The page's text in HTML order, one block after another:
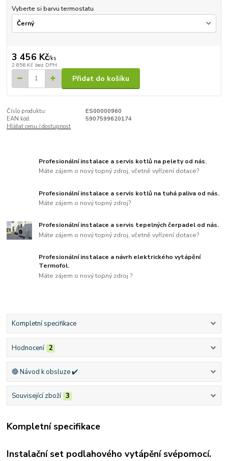
Vyberte si barvu termostatu
3 456 Kč/ks
2 856 Kč bez DPH
Přidat do košíku
Číslo produktu:
ES00000960
EAN kód:
5907599620174
Hlídat cenu / dostupnost
Profesionální instalace a servis kotlů na pelety od nás.
Máte zájem o nový topný zdroj, včetně vyřízení dotace?
Profesionální instalace a servis kotlů na tuhá paliva od nás.
Máte zájem o nový topný zdroj?
Profesionální instalace a servis tepelných čerpadel od nás.
Máte zájem o nový topný zdroj, včetně vyřízení dotace?
Profesionální instalace a návrh elektrického vytápění
Termofol.
Máte zájem o nový topný zdroj ?
Kompletní specifikace
Hodnocení 2
🔴 Návod k obsluze ✔️
Související zboží 3
Kompletní specifikace
Instalační set podlahového vytápění svépomocí.